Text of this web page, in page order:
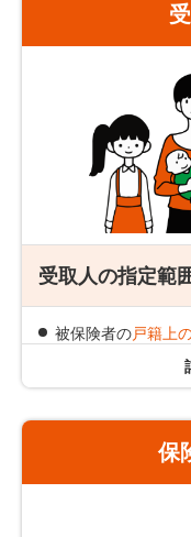
注意事項／お支
この保険には、満
せん。また、特約
増額の場合は新規
約時に改めて引き
責任開始の日から
は、免責事由とな
できません。
受取人の指定範
被保険者の戸籍上
保